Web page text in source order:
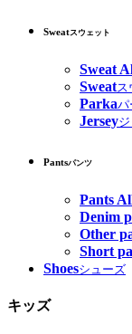
Sweatスウェット
Sweat
Sweatス
Parkaパ
Jersey
Pantsパンツ
Pants
Denim
Other
Short
Shoesシューズ
キッズ